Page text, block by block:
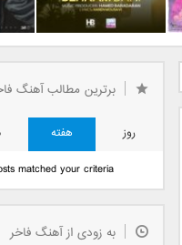
بانی بنام قرص قمر 2
برترین مطالب آهنگ
روز هفته
matched your criteria.
به زودی از آهنگ فاخر